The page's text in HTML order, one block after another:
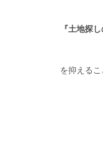
『土地探
を抑えるこ